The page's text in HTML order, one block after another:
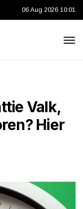
06 Aug 2026 10:01
Valk,
Hier